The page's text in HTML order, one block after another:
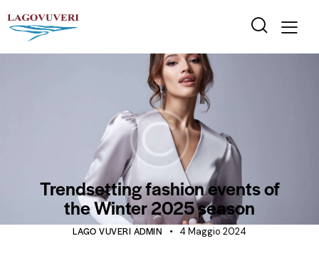
FASHION
Trendsetting fashion events of
the Winter 2025 season
LAGO VUVERI ADMIN 4 Maggio 2024